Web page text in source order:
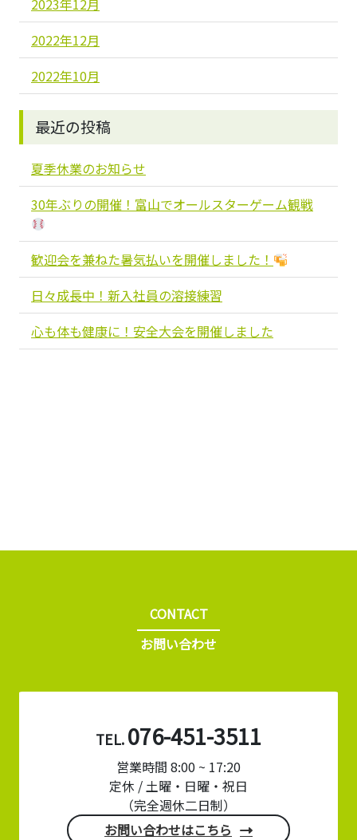
2023年12月
2022年12月
2022年10月
最近の投稿
夏季休業のお知らせ
30年ぶりの開催！富山でオールスターゲーム観戦
歓迎会を兼ねた暑気払いを開催しました！
日々成長中！新入社員の溶接練習
心も体も健康に！安全大会を開催しました
CONTACT
お問い合わせ
TEL. 076-451-3511
営業時間 8:00 ~ 17:20
定休 / 土曜・日曜・祝日
（完全週休二日制）
お問い合わせはこちら